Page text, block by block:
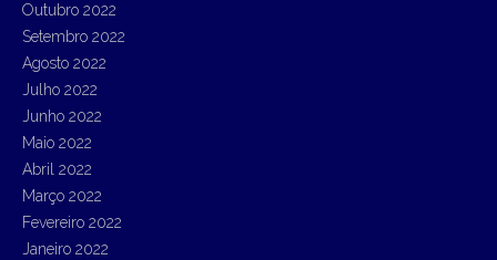
Outubro 2022
Setembro 2022
Agosto 2022
Julho 2022
Junho 2022
Maio 2022
Abril 2022
Março 2022
Fevereiro 2022
Janeiro 2022